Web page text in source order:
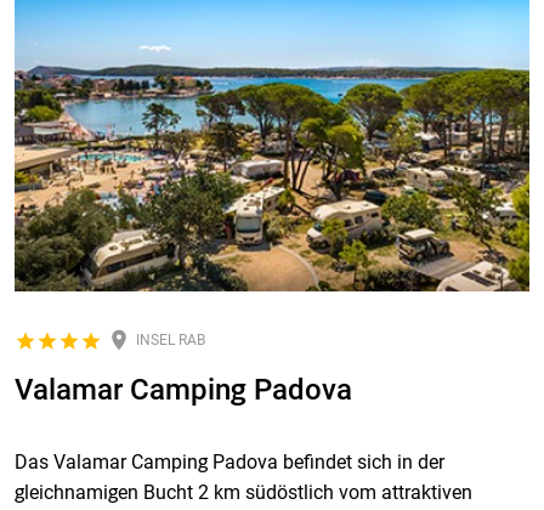
INSEL RAB
Valamar Camping Padova
Das Valamar Camping Padova befindet sich in der
gleichnamigen Bucht 2 km südöstlich vom attraktiven